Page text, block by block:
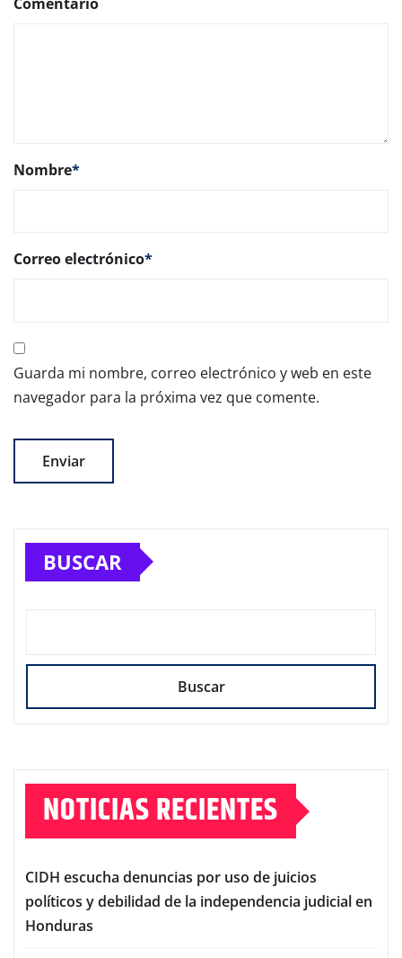
Nombre*
Correo electrónico*
Guarda mi nombre, correo electrónico y web en este
navegador para la próxima vez que comente.
BUSCAR
Buscar
NOTICIAS RECIENTES
CIDH escucha denuncias por uso de juicios
políticos y debilidad de la independencia judicial en
Honduras